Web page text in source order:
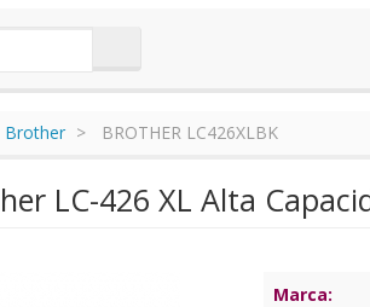
Brother BROTHER LC426XLBK
LC-426 XL Alta
Marca: